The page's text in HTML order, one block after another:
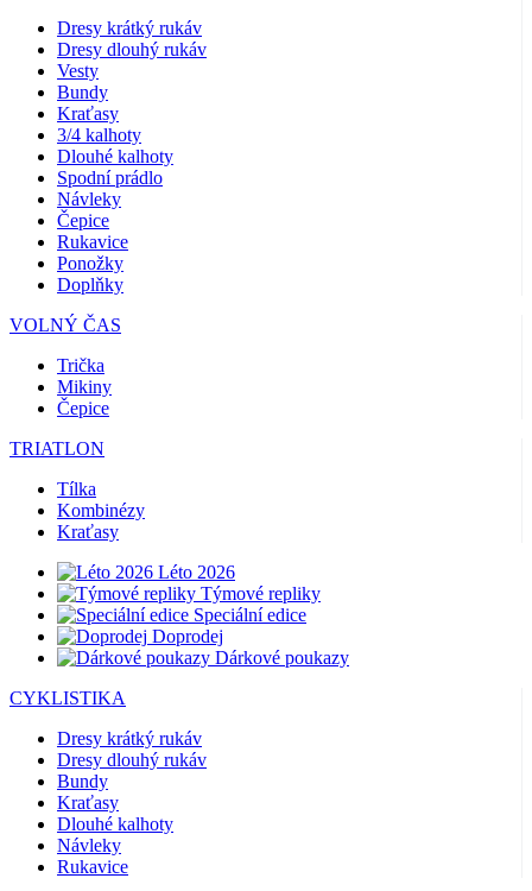
Dresy krátký rukáv
Dresy dlouhý rukáv
Vesty
Bundy
Kraťasy
3/4 kalhoty
Dlouhé kalhoty
Spodní prádlo
Návleky
Čepice
Rukavice
Ponožky
Doplňky
VOLNÝ ČAS
Trička
Mikiny
Čepice
TRIATLON
Tílka
Kombinézy
Kraťasy
Léto 2026
Týmové repliky
Speciální edice
Doprodej
Dárkové poukazy
CYKLISTIKA
Dresy krátký rukáv
Dresy dlouhý rukáv
Bundy
Kraťasy
Dlouhé kalhoty
Návleky
Rukavice